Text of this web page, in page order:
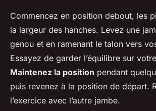
Commencez en position debout, les
la largeur des hanches. Levez une
genou et en ramenant le talon vers
Essayez de garder l’équilibre sur
Maintenez la position pendant
puis revenez à la position de départ.
l’exercice avec l’autre jambe.